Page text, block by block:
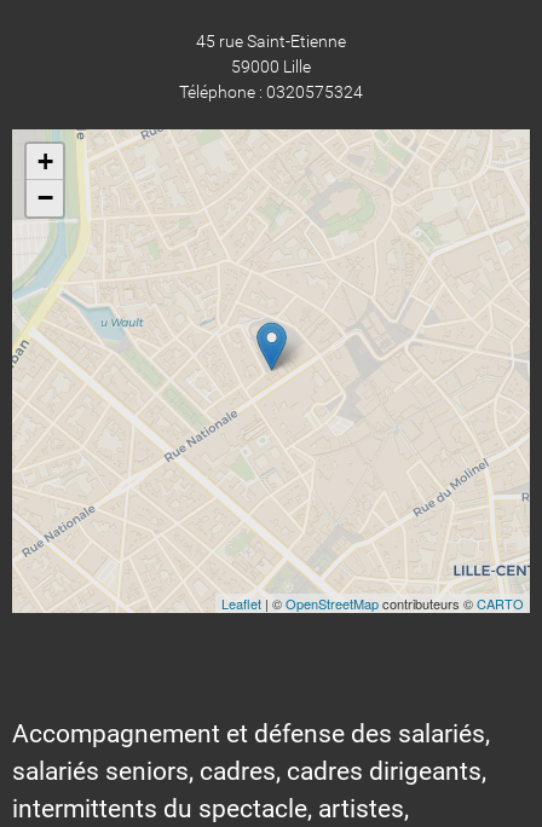
45 rue Saint-Etienne
59000 Lille
Téléphone : 0320575324
+
−
Leaflet | ©OpenStreetMapcontributeurs ©CARTO
Accompagnement et défense des salariés,
salariés seniors, cadres, cadres dirigeants,
intermittents du spectacle, artistes,